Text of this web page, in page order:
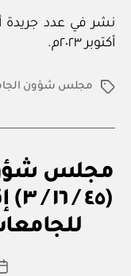
أكتوبر ٢٠٢٣م.
الوسوممجلس شؤون
التصنيفاتق
ار
مجلس